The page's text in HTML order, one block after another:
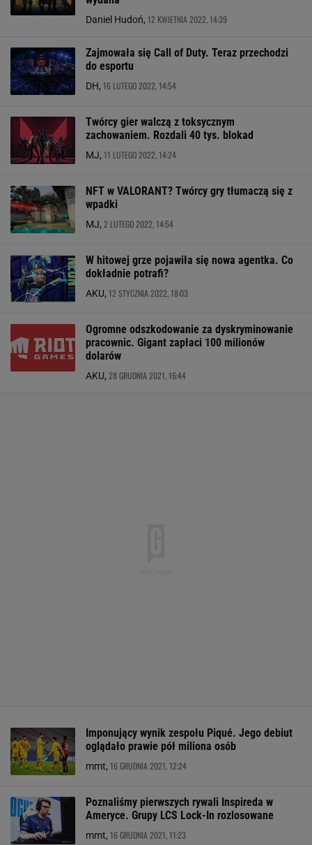
Daniel Hudoń, 12 KWIETNIA 2022, 14:39
Zajmowała się Call of Duty. Teraz przechodzi
do esportu
DH, 16 LUTEGO 2022, 14:54
Twórcy gier walczą z toksycznym
zachowaniem. Rozdali 40 tys. blokad
MJ, 11 LUTEGO 2022, 14:24
NFT w VALORANT? Twórcy gry tłumaczą się z
wpadki
MJ, 2 LUTEGO 2022, 14:54
W hitowej grze pojawiła się nowa agentka. Co
dokładnie potrafi?
AKU, 12 STYCZNIA 2022, 18:03
Ogromne odszkodowanie za dyskryminowanie
pracownic. Gigant zapłaci 100 milionów
dolarów
AKU, 28 GRUDNIA 2021, 16:44
Imponujący wynik zespołu Piqué. Jego debiut
oglądało prawie pół miliona osób
mmt, 16 GRUDNIA 2021, 12:24
Poznaliśmy pierwszych rywali Inspireda w
Ameryce. Grupy LCS Lock-In rozlosowane
mmt, 16 GRUDNIA 2021, 11:23